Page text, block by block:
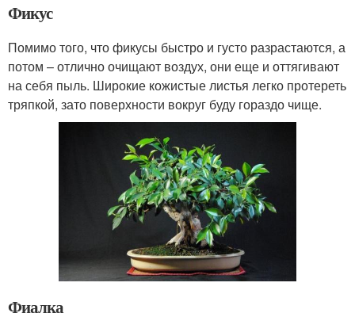
Фикус
Помимо того, что фикусы быстро и густо разрастаются, а
потом – отлично очищают воздух, они еще и оттягивают
на себя пыль. Широкие кожистые листья легко протереть
тряпкой, зато поверхности вокруг буду гораздо чище.
Фиалка